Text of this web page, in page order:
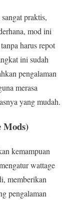
praktis,
mod ini
harus repot
ini sudah
pengalaman
merasa
yang mudah.
Mods)
kemampuan
wattage
memberikan
pengalaman